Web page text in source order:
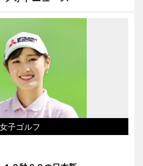
子ゴルフ